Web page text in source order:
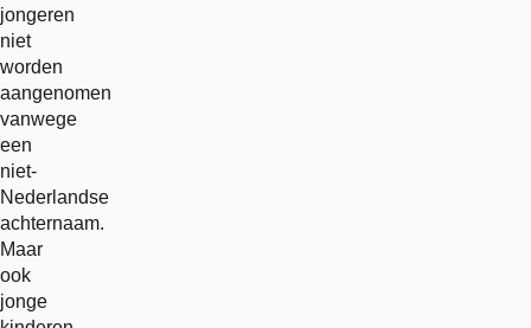
jongeren
niet
worden
aangenomen
vanwege
een
niet-
Nederlandse
achternaam.
Maar
ook
jonge